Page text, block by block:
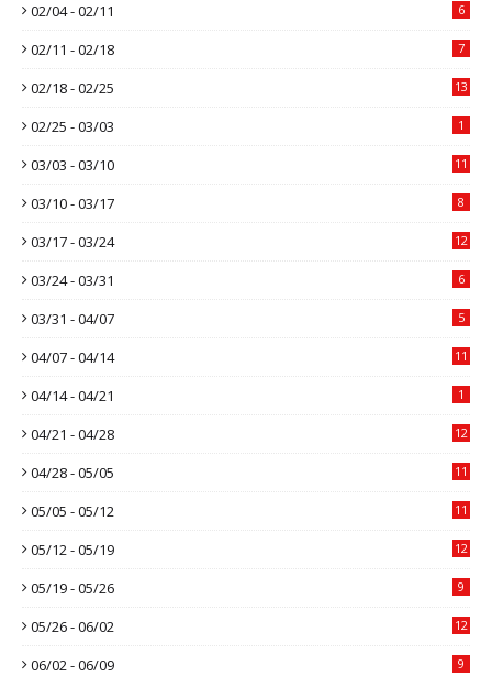
02/04 - 02/11 6
02/11 - 02/18 7
02/18 - 02/25 13
02/25 - 03/03 1
03/03 - 03/10 11
03/10 - 03/17 8
03/17 - 03/24 12
03/24 - 03/31 6
03/31 - 04/07 5
04/07 - 04/14 11
04/14 - 04/21 1
04/21 - 04/28 12
04/28 - 05/05 11
05/05 - 05/12 11
05/12 - 05/19 12
05/19 - 05/26 9
05/26 - 06/02 12
06/02 - 06/09 9